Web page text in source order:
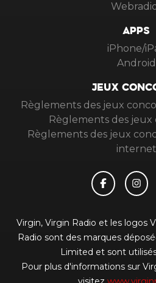
APPS
iPhone/
Android
JEUX
Règlements des jeux
Règlements des jeux
Règlements des jeux
internet
Virgin, Virgin Radio et les logos
Radio sont des marques
Limited et sont
Pour plus d'informations sur